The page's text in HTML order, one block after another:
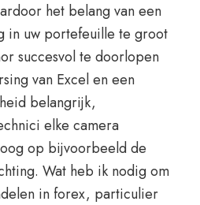
het belang van een
in uw portefeuille te groot
succesvol te doorlopen
van Excel en een
belangrijk,
elke camera
op bijvoorbeeld de
Wat heb ik nodig om
in forex, particulier